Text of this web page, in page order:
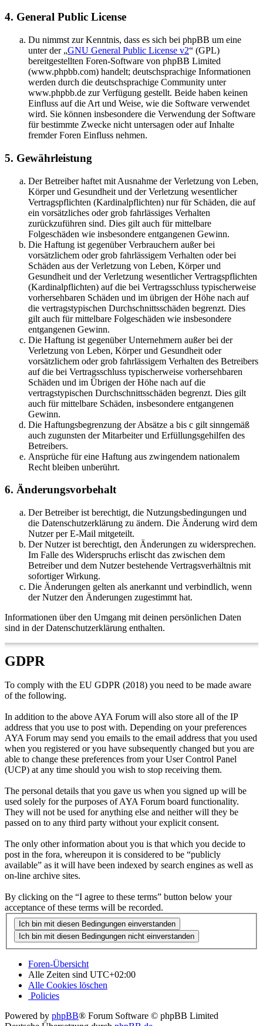
4. General Public License
Du nimmst zur Kenntnis, dass es sich bei phpBB um eine
unter der „GNU General Public License v2“ (GPL)
bereitgestellten Foren-Software von phpBB Limited
(www.phpbb.com) handelt; deutschsprachige Informationen
werden durch die deutschsprachige Community unter
www.phpbb.de zur Verfügung gestellt. Beide haben keinen
Einfluss auf die Art und Weise, wie die Software verwendet
wird. Sie können insbesondere die Verwendung der Software
für bestimmte Zwecke nicht untersagen oder auf Inhalte
fremder Foren Einfluss nehmen.
5. Gewährleistung
Der Betreiber haftet mit Ausnahme der Verletzung von Leben,
Körper und Gesundheit und der Verletzung wesentlicher
Vertragspflichten (Kardinalpflichten) nur für Schäden, die auf
ein vorsätzliches oder grob fahrlässiges Verhalten
zurückzuführen sind. Dies gilt auch für mittelbare
Folgeschäden wie insbesondere entgangenen Gewinn.
Die Haftung ist gegenüber Verbrauchern außer bei
vorsätzlichem oder grob fahrlässigem Verhalten oder bei
Schäden aus der Verletzung von Leben, Körper und
Gesundheit und der Verletzung wesentlicher Vertragspflichten
(Kardinalpflichten) auf die bei Vertragsschluss typischerweise
vorhersehbaren Schäden und im übrigen der Höhe nach auf
die vertragstypischen Durchschnittsschäden begrenzt. Dies
gilt auch für mittelbare Folgeschäden wie insbesondere
entgangenen Gewinn.
Die Haftung ist gegenüber Unternehmern außer bei der
Verletzung von Leben, Körper und Gesundheit oder
vorsätzlichem oder grob fahrlässigem Verhalten des Betreibers
auf die bei Vertragsschluss typischerweise vorhersehbaren
Schäden und im Übrigen der Höhe nach auf die
vertragstypischen Durchschnittsschäden begrenzt. Dies gilt
auch für mittelbare Schäden, insbesondere entgangenen
Gewinn.
Die Haftungsbegrenzung der Absätze a bis c gilt sinngemäß
auch zugunsten der Mitarbeiter und Erfüllungsgehilfen des
Betreibers.
Ansprüche für eine Haftung aus zwingendem nationalem
Recht bleiben unberührt.
6. Änderungsvorbehalt
Der Betreiber ist berechtigt, die Nutzungsbedingungen und
die Datenschutzerklärung zu ändern. Die Änderung wird dem
Nutzer per E-Mail mitgeteilt.
Der Nutzer ist berechtigt, den Änderungen zu widersprechen.
Im Falle des Widerspruchs erlischt das zwischen dem
Betreiber und dem Nutzer bestehende Vertragsverhältnis mit
sofortiger Wirkung.
Die Änderungen gelten als anerkannt und verbindlich, wenn
der Nutzer den Änderungen zugestimmt hat.
Informationen über den Umgang mit deinen persönlichen Daten
sind in der Datenschutzerklärung enthalten.
GDPR
To comply with the EU GDPR (2018) you need to be made aware
of the following.
In addition to the above AYA Forum will also store all of the IP
address that you use to post with. Depending on your preferences
AYA Forum may send you emails to the email address that you used
when you registered or you have subsequently changed but you are
able to change these preferences from your User Control Panel
(UCP) at any time should you wish to stop receiving them.
The personal details that you gave us when you signed up will be
used solely for the purposes of AYA Forum board functionality.
They will not be used for anything else and neither will they be
passed on to any third party without your explicit consent.
The only other information about you is that which you decide to
post in the fora, whereupon it is considered to be “publicly
available” as it will have been indexed by search engines as well as
on-line archive sites.
By clicking on the “I agree to these terms” button below your
acceptance of these terms will be recorded.
Foren-Übersicht
Alle Zeiten sind UTC+02:00
Alle Cookies löschen
Policies
Powered by phpBB® Forum Software © phpBB Limited